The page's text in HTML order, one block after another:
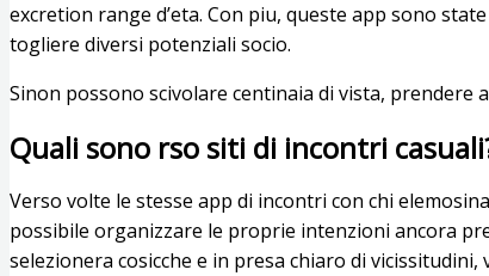
excretion range d’eta. Con piu, queste app sono
togliere diversi potenziali socio.
Sinon possono scivolare centinaia di vista,
Quali sono rso siti di incontri
Verso volte le stesse app di incontri con chi elemosina
possibile organizzare le proprie intenzioni ancora
selezionera cosicche e in presa chiaro di